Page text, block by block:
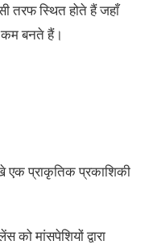
तरफ स्थित होते हैं जहाँ
कम बनते हैं।
एक प्राकृतिक प्रकाशिकी
मांसपेशियों द्वारा